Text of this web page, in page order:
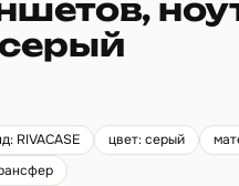
серый
RIVACASE цвет: серый